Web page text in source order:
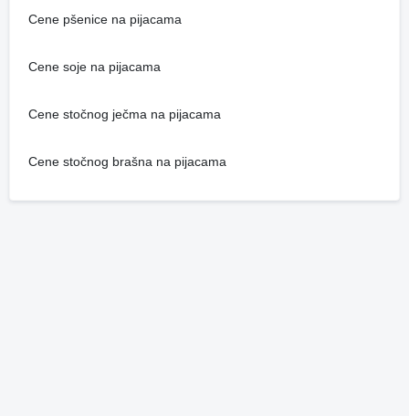
Cene pšenice na pijacama
Cene soje na pijacama
Cene stočnog ječma na pijacama
Cene stočnog brašna na pijacama